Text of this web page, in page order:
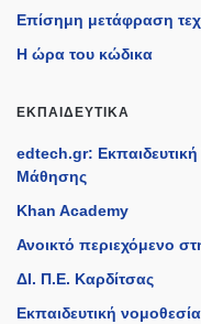
Επίσημη μετάφραση
Η ώρα του κώδικα
ΕΚΠΑΙΔΕΥΤΙΚΆ
edtech.gr:
Μάθησης
Khan Academy
Ανοικτό περιεχόμενο
ΔΙ. Π.Ε. Καρδίτσας
Εκπαιδευτική νομοθεσία